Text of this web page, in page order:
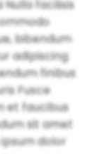
facilisis
bibendum
adipiscing
finibus
Fusce
et faucibus
sit amet
dolor